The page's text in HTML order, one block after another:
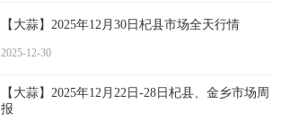
【大蒜】2025年12月30日杞县市场全天行情
2025-12-30
【大蒜】2025年12月22日-28日杞县、金乡市场周
报